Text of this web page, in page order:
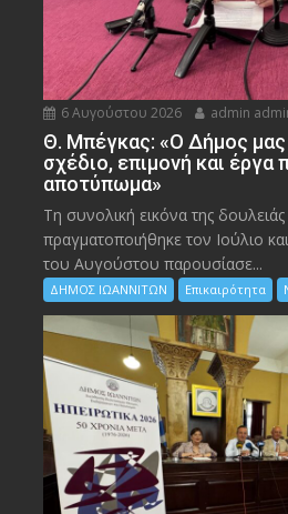
6 Αυγούστου 2026 admin
Θ. Μπέγκας: «Ο Δήμος μας
σχέδιο, επιμονή και έργα
αποτύπωμα»
Τη συνολική εικόνα της
πραγματοποιήθηκε τον Ιούλιο
του Αυγούστου παρουσίασε...
ΔΗΜΟΣ ΙΩΑΝΝΙΤΩΝ Επικαιρότητα